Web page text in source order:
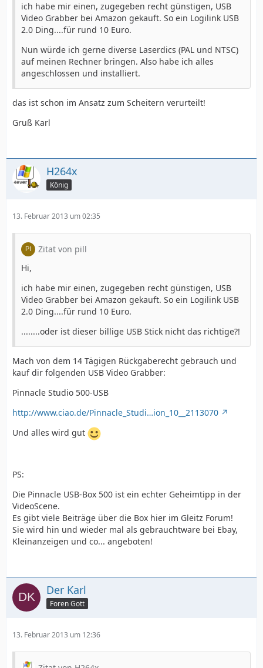
ich habe mir einen, zugegeben recht günstigen, USB
Video Grabber bei Amazon gekauft. So ein Logilink USB
2.0 Ding....für rund 10 Euro.
Nun würde ich gerne diverse Laserdics (PAL und NTSC)
auf meinen Rechner bringen. Also habe ich alles
angeschlossen und installiert.
das ist schon im Ansatz zum Scheitern verurteilt!
Gruß Karl
H264x
König
13. Februar 2013 um 02:35
Zitat von pill
Hi,
ich habe mir einen, zugegeben recht günstigen, USB
Video Grabber bei Amazon gekauft. So ein Logilink USB
2.0 Ding....für rund 10 Euro.
........oder ist dieser billige USB Stick nicht das richtige?!
Mach von dem 14 Tägigen Rückgaberecht gebrauch und
kauf dir folgenden USB Video Grabber:
Pinnacle Studio 500-USB
http://www.ciao.de/Pinnacle_Studi…ion_10__2113070
Und alles wird gut
PS:
Die Pinnacle USB-Box 500 ist ein echter Geheimtipp in der
VideoScene.
Es gibt viele Beiträge über die Box hier im Gleitz Forum!
Sie wird hin und wieder mal als gebrauchtware bei Ebay,
Kleinanzeigen und co... angeboten!
Der Karl
Foren Gott
13. Februar 2013 um 12:36